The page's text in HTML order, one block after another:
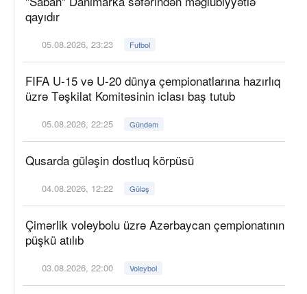
qayıdır
05.08.2026, 23:23 Futbol
FIFA U-15 və U-20 dünya çempionatlarına hazırlıq
üzrə Təşkilat Komitəsinin iclası baş tutub
05.08.2026, 22:25 Gündəm
Qusarda güləşin dostluq körpüsü
04.08.2026, 12:22 Güləş
Çimərlik voleybolu üzrə Azərbaycan çempionatının
püşkü atılıb
03.08.2026, 22:00 Voleybol